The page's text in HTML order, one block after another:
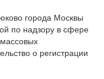
города Москвы
по надзору в сфере
о регистрации